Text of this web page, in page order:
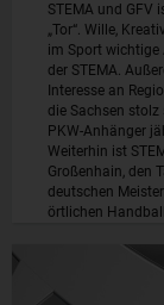
STEMA und GFV
„Tor“. Wille,
im Sport wichtige
der STEMA.
Interesse an
die Sachsen
PKW-Anhänger
Weiterhin ist
Großenhain, den
deutschen
örtlichen